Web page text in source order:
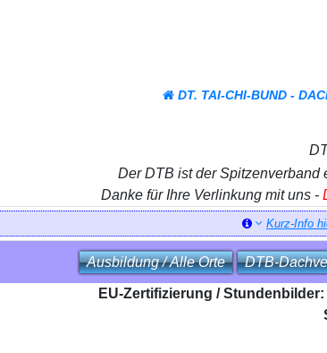
DT. TAI-CHI-BUND -
Der DTB ist der
Danke für Ihre Verlinkung mit uns -
Kurz-Info
Ausbildung / Alle Orte
EU-Zertifizierung /